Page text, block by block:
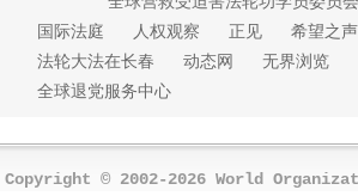
国际法庭
人权观察 正见 希望之声
法轮大法在长春
动态网 无界浏览
全球退党服务中心
Copyright © 2002-2026 World